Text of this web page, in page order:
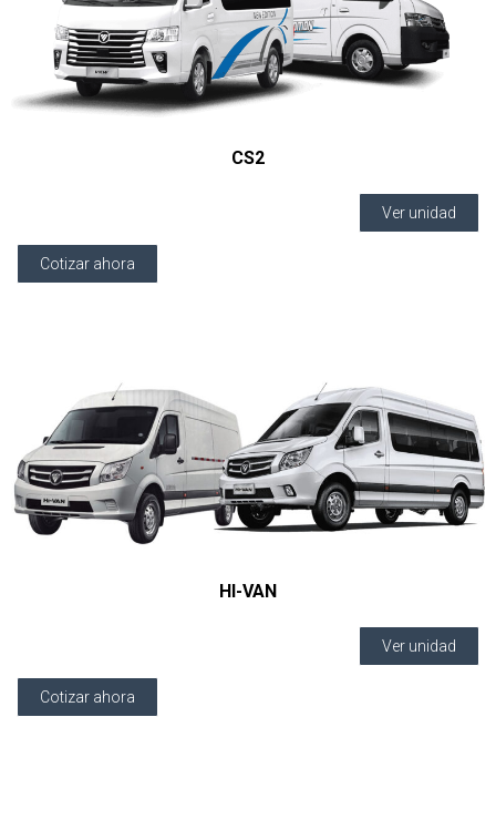
CS2
Ver unidad
Cotizar ahora
HI-VAN
Ver unidad
Cotizar ahora